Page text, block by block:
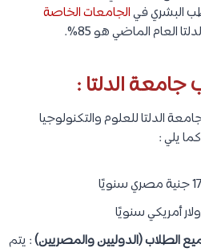
البشري فيالجامعات الخاصة
العام الماضي هو 85%.
الدلتا :
الدلتا للعلوم والتكنولوجيا
كما يلي :
الطلاب (الدوليين والمصريين): يتم